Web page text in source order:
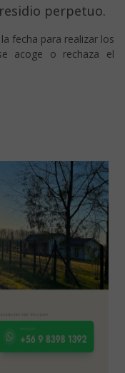
perpetuo.
fecha para realizar los
acoge o rechaza el